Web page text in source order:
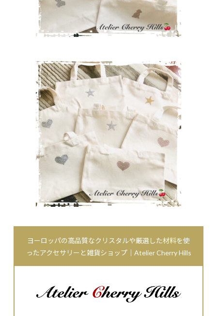
ヨーロッパの高品質なクリスタルや厳選した材料を使
ったアクセサリーと雑貨ショップ｜Atelier Cherry Hills